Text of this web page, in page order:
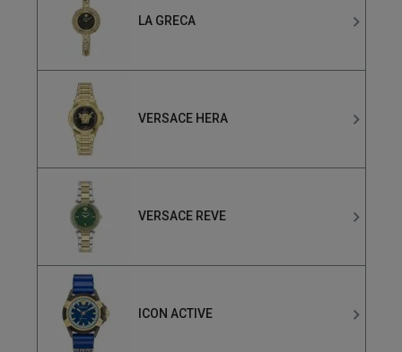
LA GRECA
VERSACE HERA
VERSACE REVE
ICON ACTIVE